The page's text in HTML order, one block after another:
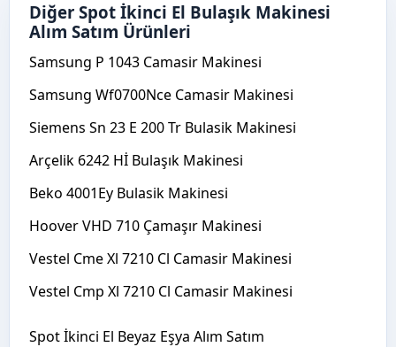
Diğer Spot İkinci El Bulaşık Makinesi
Alım Satım Ürünleri
Samsung P 1043 Camasir Makinesi
Samsung Wf0700Nce Camasir Makinesi
Siemens Sn 23 E 200 Tr Bulasik Makinesi
Arçelik 6242 Hİ Bulaşık Makinesi
Beko 4001Ey Bulasik Makinesi
Hoover VHD 710 Çamaşır Makinesi
Vestel Cme Xl 7210 Cl Camasir Makinesi
Vestel Cmp Xl 7210 Cl Camasir Makinesi
Spot İkinci El Beyaz Eşya Alım Satım